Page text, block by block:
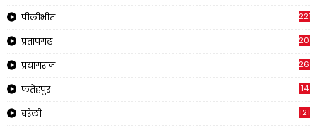
पीलीभीत 2210
प्रतापगढ 2019
प्रयागराज 269
फतेहपुर 14
बरेली 121